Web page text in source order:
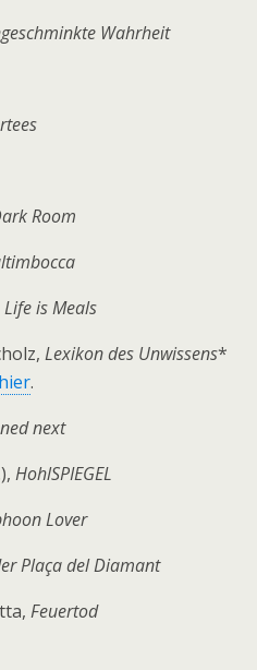
Wahrheit
Room
Life is Meals
Lexikon des Unwissens*
hier.
next
HohlSPIEGEL
Lover
Plaça del Diamant
Feuertod